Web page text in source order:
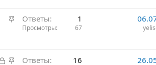
р
е
е
н
З
р
е
Ответы 1
Просмотры 67
З
З
Ответы 16